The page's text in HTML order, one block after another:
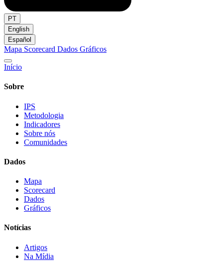
PT
English
Español
Mapa Scorecard Dados Gráficos
Início
Sobre
IPS
Metodologia
Indicadores
Sobre nós
Comunidades
Dados
Mapa
Scorecard
Dados
Gráficos
Notícias
Artigos
Na Mídia